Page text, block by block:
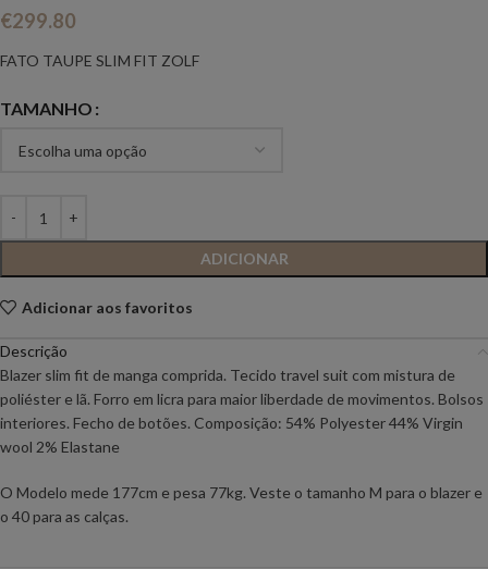
€299.80
FATO TAUPE SLIM FIT ZOLF
TAMANHO
ADICIONAR
Adicionar aos favoritos
Descrição
Blazer slim fit de manga comprida. Tecido travel suit com mistura de
poliéster e lã. Forro em licra para maior liberdade de movimentos. Bolsos
interiores. Fecho de botões. Composição: 54% Polyester 44% Virgin
wool 2% Elastane
O Modelo mede 177cm e pesa 77kg. Veste o tamanho M para o blazer e
o 40 para as calças.